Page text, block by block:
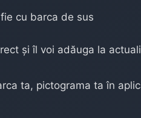
cu barca de sus
și îl voi adăuga la
ta, pictograma ta în